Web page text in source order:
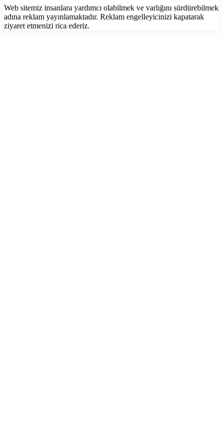
Web sitemiz insanlara yardımcı olabilmek ve varlığını sürdürebilmek
adına reklam yayınlamaktadır. Reklam engelleyicinizi kapatarak
ziyaret etmenizi rica ederiz.